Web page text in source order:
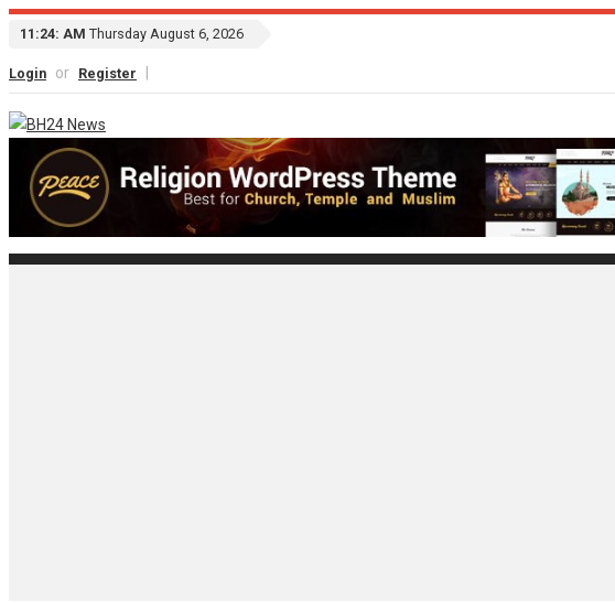
11:24: AM Thursday August 6, 2026
Login or Register